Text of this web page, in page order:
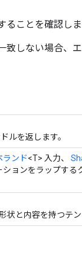
ることを確認し
致しない場合、
ルを返します。
ランド<T> 入力、
ョンをラップす
状と内容を持つテ